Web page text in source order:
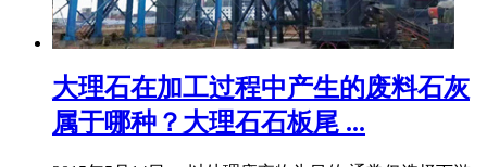
大理石在加工过程中产生的废料石灰
属于哪种？大理石石板尾 ...